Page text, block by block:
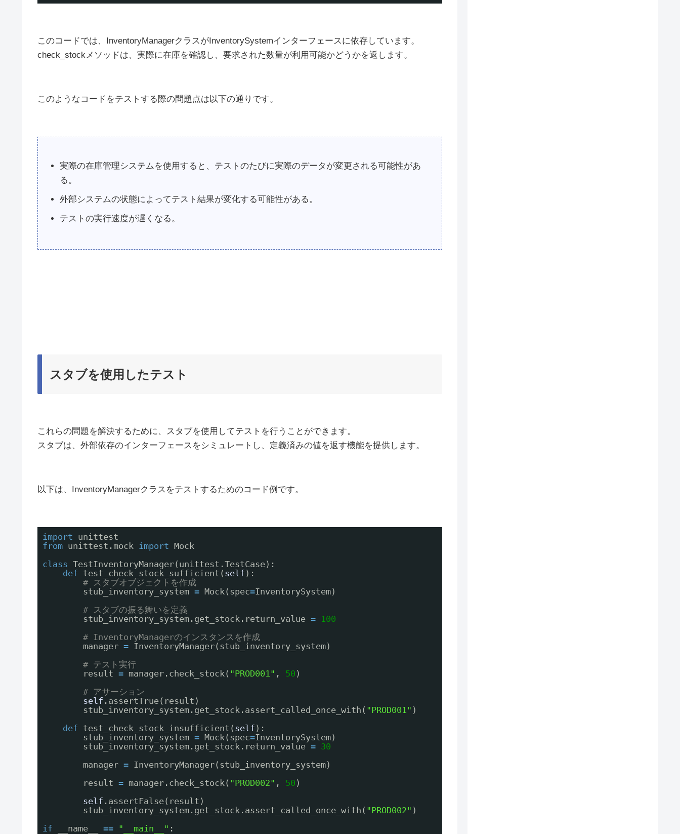
このコードでは、InventoryManagerクラスがInventorySystemインターフェースに依存しています。
check_stockメソッドは、実際に在庫を確認し、要求された数量が利用可能かどうかを返します。
このようなコードをテストする際の問題点は以下の通りです。
実際の在庫管理システムを使用すると、テストのたびに実際のデータが変更される可能性があ
る。
外部システムの状態によってテスト結果が変化する可能性がある。
テストの実行速度が遅くなる。
スタブを使用したテスト
これらの問題を解決するために、スタブを使用してテストを行うことができます。
スタブは、外部依存のインターフェースをシミュレートし、定義済みの値を返す機能を提供します。
以下は、InventoryManagerクラスをテストするためのコード例です。
import unittest
from unittest.mock import Mock
class TestInventoryManager(unittest.TestCase):
def test_check_stock_sufficient( self ):
# スタブオブジェクトを作成
stub_inventory_system = Mock(spec=InventorySystem)
# スタブの振る舞いを定義
stub_inventory_system.get_stock.return_value = 100
# InventoryManagerのインスタンスを作成
manager = InventoryManager(stub_inventory_system)
# テスト実行
result = manager.check_stock( "PROD001" , 50 )
# アサーション
self .assertTrue(result)
stub_inventory_system.get_stock.assert_called_once_with( "PROD001" )
def test_check_stock_insufficient( self ):
stub_inventory_system = Mock(spec=InventorySystem)
stub_inventory_system.get_stock.return_value = 30
manager = InventoryManager(stub_inventory_system)
result = manager.check_stock( "PROD002" , 50 )
self .assertFalse(result)
stub_inventory_system.get_stock.assert_called_once_with( "PROD002" )
if
__name__ == "__main__" :